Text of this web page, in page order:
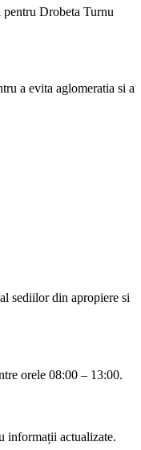
Drobeta Turnu
a evita aglomeratia si a
sediilor din apropiere si
orele 08:00 – 13:00.
informații actualizate.